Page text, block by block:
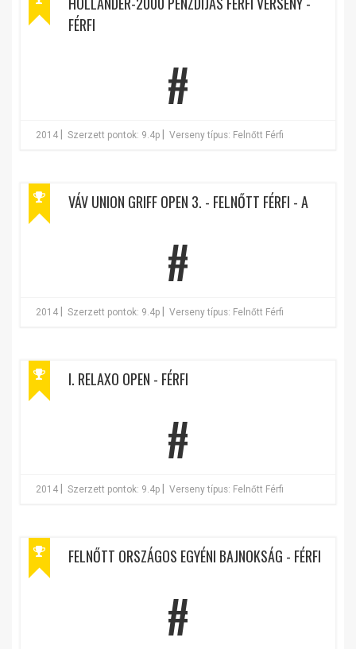
FÉRFI
#
2014 Szerzett pontok: 9.4p Verseny típus: Felnőtt Férfi
VÁV UNION GRIFF OPEN 3. - FELNŐTT FÉRFI - A
#
2014 Szerzett pontok: 9.4p Verseny típus: Felnőtt Férfi
I. RELAXO OPEN - FÉRFI
#
2014 Szerzett pontok: 9.4p Verseny típus: Felnőtt Férfi
FELNŐTT ORSZÁGOS EGYÉNI BAJNOKSÁG - FÉRFI
#